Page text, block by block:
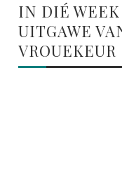
IN DIÉ WEEK
UITGAWE
VROUEKEUR